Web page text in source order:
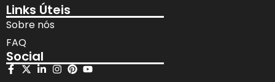
Links Úteis
Sobre nós
FAQ
Social